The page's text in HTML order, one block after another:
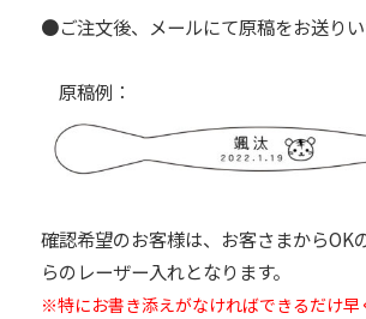
●ご注文後、メールにて原稿をお送りい
原稿例：
確認希望のお客様は、お客さまからOK
らのレーザー入れとなります。
※特にお書き添えがなければできるだけ早